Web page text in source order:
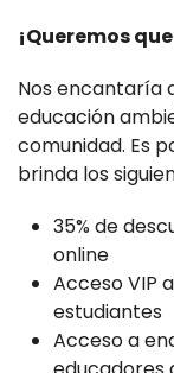
¡Queremos
Nos encantaría
educación
comunidad. Es
brinda los
35% de
online
Acceso VIP
estudiantes
Acceso a